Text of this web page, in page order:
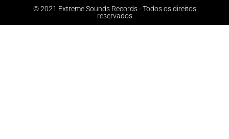
© 2021 Extreme Sounds Records - Todos os direitos
reservados